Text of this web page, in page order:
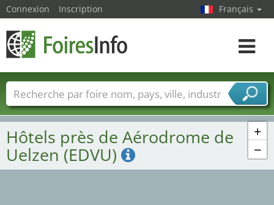
+
−
Hôtels près de Aérodrome de
Uelzen (EDVU)
Connexion Inscription Français
Toggle
Foire noms Pays Villes
Secteurs de foire
Secteurs du fournisseur de services